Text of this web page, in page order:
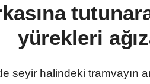
yürekleri
seyir halindeki tramvayın